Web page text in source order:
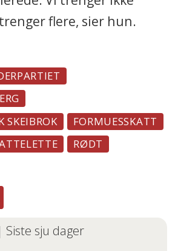
flere, sier hun.
SKEIBROK
FORMUESSKATT
RØDT
| Siste sju dager